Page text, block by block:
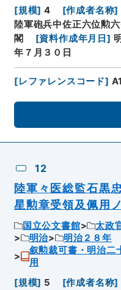
[規模] 4 [作成者名称]
陸軍砲兵中佐正六位勲
閣
[資料作成年月日 ]
年７月３０日
[レファレンスコード]
12
陸軍々医総監石黒
星勲章受領及佩用
国立公文書館 太政
明治
明治２８年
叙勲裁可書・明治二
用
[規模] 5 [作成者名称]